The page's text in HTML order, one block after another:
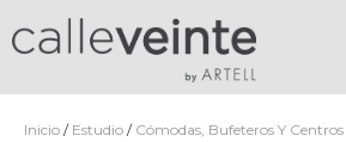
Inicio / Estudio / Cómodas, Bufeteros Y